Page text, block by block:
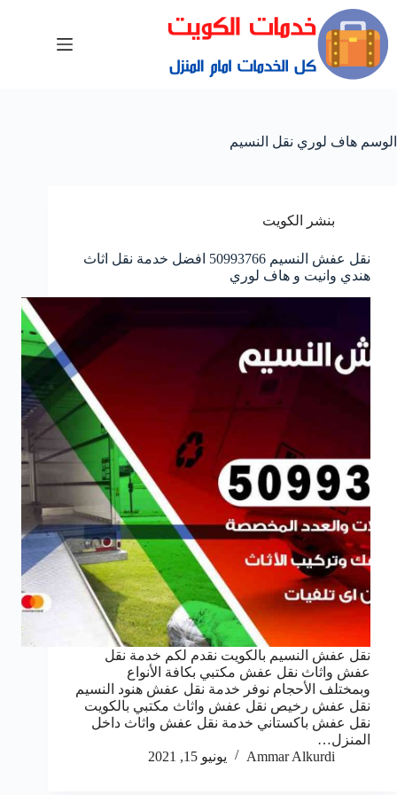
الوسم هاف لوري نقل النسيم
بنشر الكويت
نقل عفش النسيم 50993766 افضل خدمة نقل اثاث
هندي وانيت و هاف لوري
نقل عفش النسيم بالكويت نقدم لكم خدمة نقل
عفش واثاث نقل عفش مكتبي بكافة الأنواع
وبمختلف الأحجام نوفر خدمة نقل عفش هنود النسيم
نقل عفش رخيص نقل عفش واثاث مكتبي بالكويت
نقل عفش باكستاني خدمة نقل عفش واثاث داخل
المنزل…
Ammar Alkurdi
يونيو 15, 2021